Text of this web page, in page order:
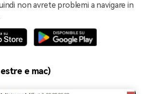
non avrete problemi a navigare in
e mac)